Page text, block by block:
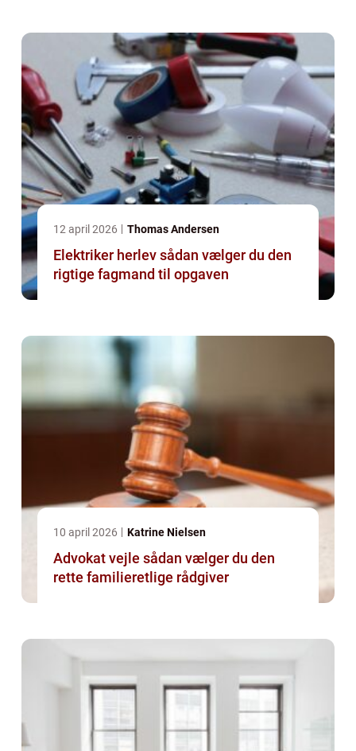
12 april 2026 Thomas Andersen
Elektriker herlev sådan vælger du den
rigtige fagmand til opgaven
10 april 2026 Katrine Nielsen
Advokat vejle sådan vælger du den
rette familieretlige rådgiver